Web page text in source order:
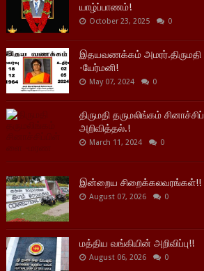
யாழ்ப்பாணம்!
October 23, 2025 0
இதயவணக்கம்
-யேர்மனி!
May 07, 2024 0
திருமதி தருமலிங்கம்
அறிவித்தல்.!
March 11, 2024 0
இன்றைய சிறைக்கலவரங்கள்!!
August 07, 2026 0
மத்திய வங்கியின் அறிவிப்பு!!
August 06, 2026 0